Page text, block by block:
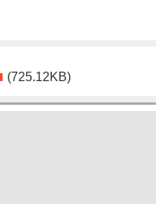
(725.12KB)